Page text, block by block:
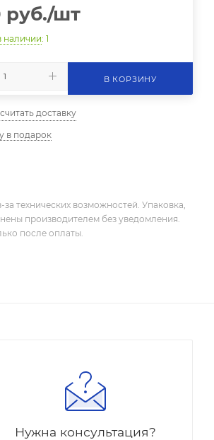
руб./шт
наличии: 1
В КОРЗИНУ
доставку
в подарок
технических возможностей. Упаковка,
производителем без уведомления.
после оплаты.
Нужна консультация?